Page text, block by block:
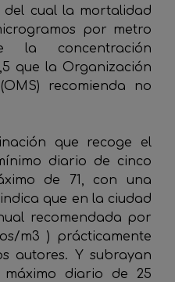
cual la mortalidad
por metro
la concentración
que la Organización
recomienda no
que recoge el
diario de cinco
de 71, con una
indica que en la ciudad
recomendada por
m3 ) prácticamente
autores. Y subrayan
diario de 25